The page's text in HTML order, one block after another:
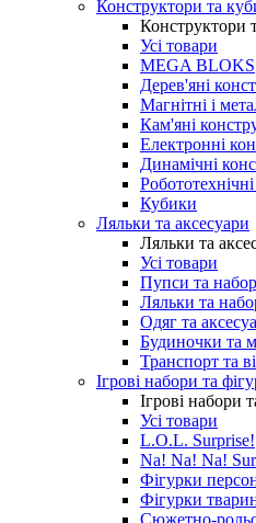
Конструктори та
Конструктори
Усі товари
MEGA BLOKS
Дерев'яні
Магнітні і
Кам'яні
Електронні
Динамічні
Кубики
Ляльки та аксесуари
Ляльки та
Усі товари
Пупси та
Ляльки та
Одяг та
Будиночки та
Транспорт та
Ігрові набори та
Ігрові набори
Усі товари
L.O.L. Surprise!
Na! Na! Na!
Фігурки
Фігурки
Сюжетно-